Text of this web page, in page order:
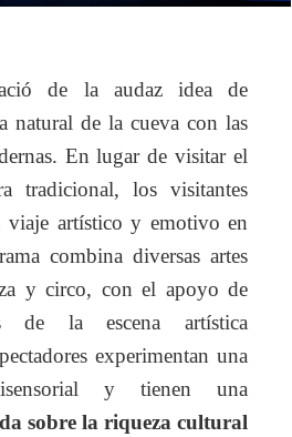
de la audaz idea de
natural de la cueva con las
En lugar de visitar el
tradicional, los visitantes
viaje artístico y emotivo en
combina diversas artes
y circo, con el apoyo de
de la escena artística
experimentan una
y tienen una
sobre la riqueza cultural